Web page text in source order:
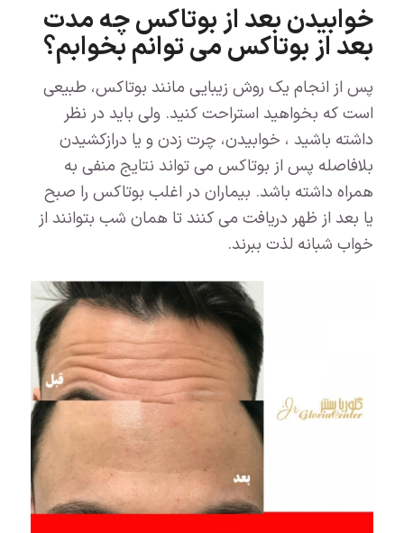
خوابیدن بعد از بوتاکس چه مدت
بعد از بوتاکس می توانم بخوابم؟
پس از انجام یک روش زیبایی مانند بوتاکس، طبیعی
است که بخواهید استراحت کنید. ولی باید در نظر
داشته باشید ، خوابیدن، چرت زدن و یا درازکشیدن
بلافاصله پس از بوتاکس می تواند نتایج منفی به
همراه داشته باشد. بیماران در اغلب بوتاکس را صبح
یا بعد از ظهر دریافت می کنند تا همان شب بتوانند از
خواب شبانه لذت ببرند.